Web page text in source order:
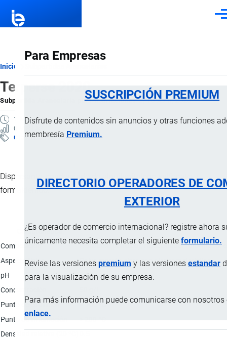
Para Empresas
SUSCRIPCIÓN PREMIUM
Disfrute de contenidos sin anuncios y otras funciones
membresía Premium.
DIRECTORIO OPERADORES DE
EXTERIOR
¿Es operador de comercio internacional? registre ahora
únicamente necesita completar el siguiente formulario.
Revise las versiones premium y las versiones estandar
para la visualización de su empresa.
Para más información puede comunicarse con nosotros
enlace.
Ruta
de
navegación
Inicio
Terperse 2020
Subpartida Arancelaria porImportaciones …, 13 Abril, 2025
1 MINUTO
0 VISTAS
Clasificación Arancelaria
Dispersante, condensado de alquilnaftaleno sulfonato y
formaldehído.
Característica
Composición
Residuos (petróleo), fraccionador reformador
Aspecto físico
Polvo marrón claro con olor característico.
pH
7.5 - 10
Concentración
Punto de ebullición
≥ 200 ºC
Punto de inflamación
Densidad relativa (20 ºC)